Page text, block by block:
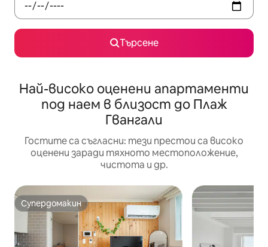
Търсене
Най-високо оценени апартаменти
под наем в близост до Плаж
Гвангали
Гостите са съгласни: тези престои са високо
оценени заради тяхното местоположение,
чистота и др.
Супердомакин
Супердомакин